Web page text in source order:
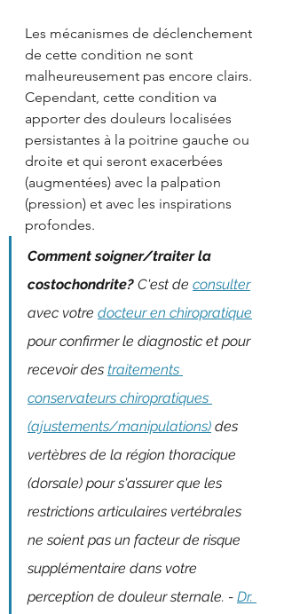
Les mécanismes de déclenchement
de cette condition ne sont
malheureusement pas encore clairs.
Cependant, cette condition va
apporter des douleurs localisées
persistantes à la poitrine gauche ou
droite et qui seront exacerbées
(augmentées) avec la palpation
(pression) et avec les inspirations
profondes.
Comment soigner/traiter la
costochondrite? C'est de consulter
avec votre docteur en chiropratique
pour confirmer le diagnostic et pour
recevoir des traitements
conservateurs chiropratiques
(ajustements/manipulations) des
vertèbres de la région thoracique
(dorsale) pour s'assurer que les
restrictions articulaires vertébrales
ne soient pas un facteur de risque
supplémentaire dans votre
perception de douleur sternale. - Dr.